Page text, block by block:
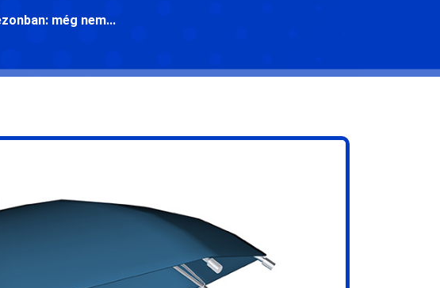
még nem...